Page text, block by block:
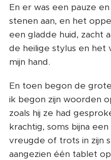
En er was een pauze
stenen aan, en het
een gladde huid, zacht
de heilige stylus en het
mijn hand.
En toen begon de
ik begon zijn woorden
zoals hij ze had
krachtig, soms bijna
vreugde of trots in zijn
aangezien één tablet